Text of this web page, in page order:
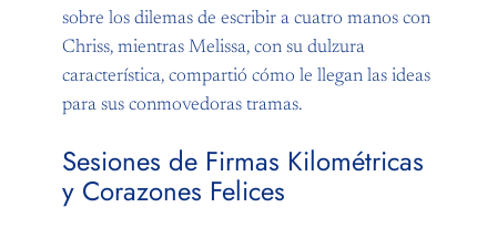
sobre los dilemas de escribir a cuatro manos con
Chriss, mientras Melissa, con su dulzura
característica, compartió cómo le llegan las ideas
para sus conmovedoras tramas.
Sesiones de Firmas Kilométricas
y Corazones Felices